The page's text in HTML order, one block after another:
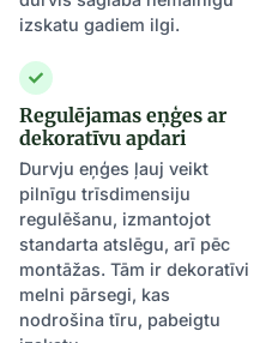
izskatu gadiem ilgi.
Regulējamas eņģes ar
dekoratīvu apdari
Durvju eņģes ļauj veikt
pilnīgu trīsdimensiju
regulēšanu, izmantojot
standarta atslēgu, arī pēc
montāžas. Tām ir dekoratīvi
melni pārsegi, kas
nodrošina tīru, pabeigtu